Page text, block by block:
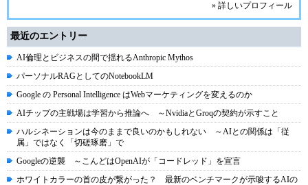
» 詳しいプロフィール
最近のエントリー
AI倫理とビジネスの間で揺れるAnthropic Mythos
パーソナルRAGとしてのNotebookLM
Google の Personal Intelligence はWebマーケティングを変えるのか
AIチップの主戦場は学習から推論へ ～NvidiaとGroqの契約が示すこと
ハルシネーションは今のままで良いのかもしれない ～AIとの関係は「従
属」ではなく「切磋琢磨」で
Googleの逆襲 ～こんどはOpenAIが「コードレッド」を宣言
ホワイトカラーの首の皮が繋がった？ 最新のベンチマークが示唆するAIの